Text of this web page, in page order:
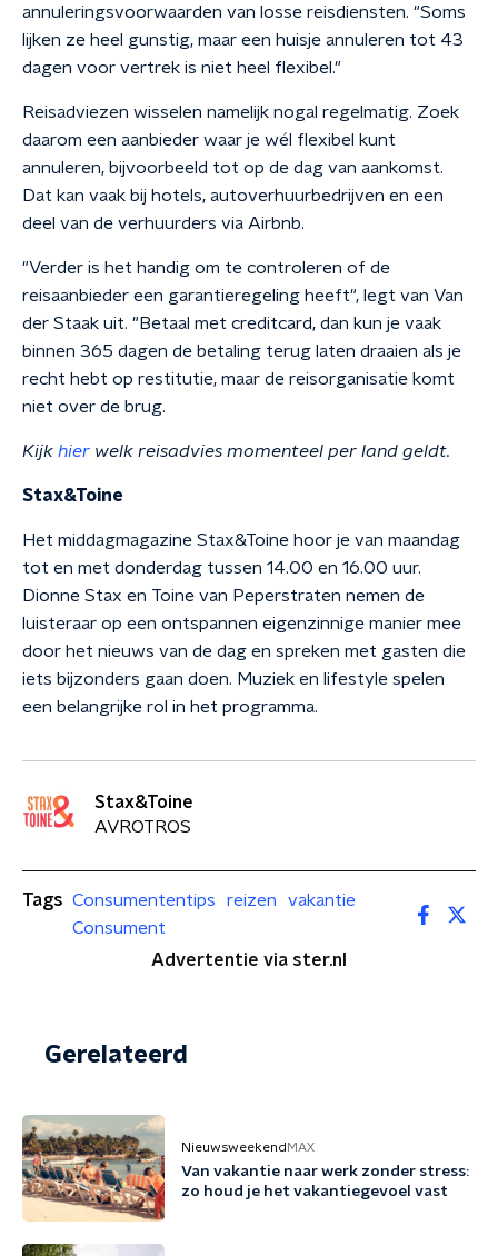
annuleringsvoorwaarden van losse reisdiensten. "Soms
lijken ze heel gunstig, maar een huisje annuleren tot 43
dagen voor vertrek is niet heel flexibel."
Reisadviezen wisselen namelijk nogal regelmatig. Zoek
daarom een aanbieder waar je wél flexibel kunt
annuleren, bijvoorbeeld tot op de dag van aankomst.
Dat kan vaak bij hotels, autoverhuurbedrijven en een
deel van de verhuurders via Airbnb.
"Verder is het handig om te controleren of de
reisaanbieder een garantieregeling heeft", legt van Van
der Staak uit. "Betaal met creditcard, dan kun je vaak
binnen 365 dagen de betaling terug laten draaien als je
recht hebt op restitutie, maar de reisorganisatie komt
niet over de brug.
Kijk hier welk reisadvies momenteel per land geldt.
Stax&Toine
Het middagmagazine Stax&Toine hoor je van maandag
tot en met donderdag tussen 14.00 en 16.00 uur.
Dionne Stax en Toine van Peperstraten nemen de
luisteraar op een ontspannen eigenzinnige manier mee
door het nieuws van de dag en spreken met gasten die
iets bijzonders gaan doen. Muziek en lifestyle spelen
een belangrijke rol in het programma.
Stax&Toine
AVROTROS
Tags Consumententips reizen
vakantie
Consument
Advertentie via ster.nl
Gerelateerd
Nieuwsweekend MAX
Van vakantie naar werk zonder stress:
zo houd je het vakantiegevoel vast